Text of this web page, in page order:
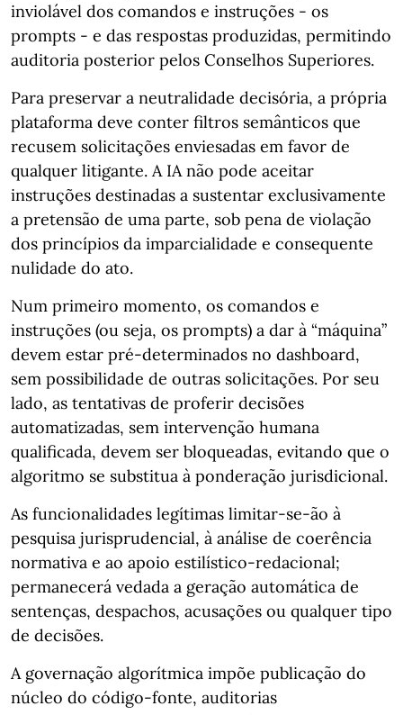
inviolável dos comandos e instruções - os
prompts - e das respostas produzidas, permitindo
auditoria posterior pelos Conselhos Superiores.
Para preservar a neutralidade decisória, a própria
plataforma deve conter filtros semânticos que
recusem solicitações enviesadas em favor de
qualquer litigante. A IA não pode aceitar
instruções destinadas a sustentar exclusivamente
a pretensão de uma parte, sob pena de violação
dos princípios da imparcialidade e consequente
nulidade do ato.
Num primeiro momento, os comandos e
instruções (ou seja, os prompts) a dar à “máquina”
devem estar pré-determinados no dashboard,
sem possibilidade de outras solicitações. Por seu
lado, as tentativas de proferir decisões
automatizadas, sem intervenção humana
qualificada, devem ser bloqueadas, evitando que o
algoritmo se substitua à ponderação jurisdicional.
As funcionalidades legítimas limitar-se-ão à
pesquisa jurisprudencial, à análise de coerência
normativa e ao apoio estilístico-redacional;
permanecerá vedada a geração automática de
sentenças, despachos, acusações ou qualquer tipo
de decisões.
A governação algorítmica impõe publicação do
núcleo do código-fonte, auditorias